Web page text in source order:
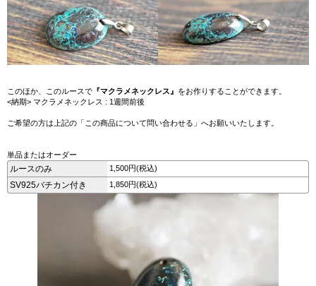
このほか、このルースで 『マクラメネックレス』 をお作りすることができます。
<納期> マクラメネックレス : 1週間前後
ご希望の方は上記の「この商品について問い合わせる」へお願いいたします。
単品またはオーダー
ルースのみ 1,500円(税込)
SV925バチカン付き 1,850円(税込)